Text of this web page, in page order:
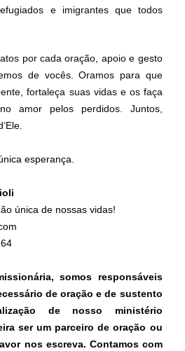
e imigrantes que todos
por cada oração, apoio e gesto
de vocês. Oramos para que
fortaleça suas vidas e os faça
amor pelos perdidos. Juntos,
esperança.
única de nossas vidas!
somos responsáveis
de oração e de sustento
de nosso ministério
ser um parceiro de oração ou
nos escreva. Contamos com